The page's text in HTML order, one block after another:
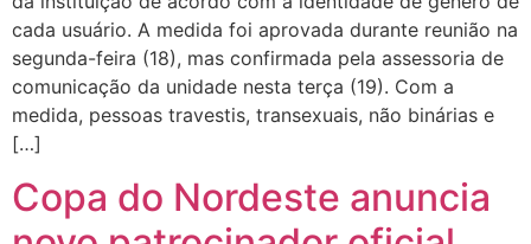
cada usuário. A medida foi aprovada durante reunião na
segunda-feira (18), mas confirmada pela assessoria de
comunicação da unidade nesta terça (19). Com a
medida, pessoas travestis, transexuais, não binárias e
[…]
Copa do Nordeste anuncia